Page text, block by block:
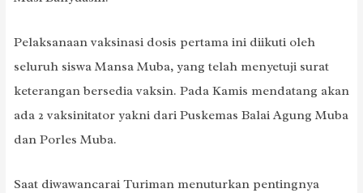
Pelaksanaan vaksinasi dosis pertama ini diikuti oleh
seluruh siswa Mansa Muba, yang telah menyetuji surat
keterangan bersedia vaksin. Pada Kamis mendatang akan
ada 2 vaksinitator yakni dari Puskemas Balai Agung Muba
dan Porles Muba.
Saat diwawancarai Turiman menuturkan pentingnya